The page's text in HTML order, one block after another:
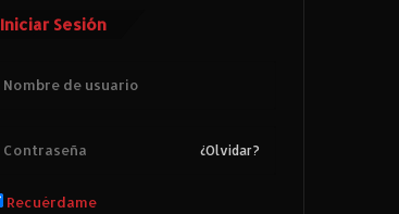
Iniciar Sesión
¿Olvidar?
Recuérdame